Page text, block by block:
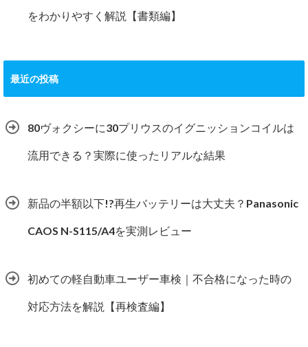
をわかりやすく解説【書類編】
最近の投稿
80ヴォクシーに30プリウスのイグニッションコイルは
流用できる？実際に使ったリアルな結果
新品の半額以下!?再生バッテリーは大丈夫？Panasonic
CAOS N-S115/A4を実測レビュー
初めての軽自動車ユーザー車検｜不合格になった時の
対応方法を解説【再検査編】